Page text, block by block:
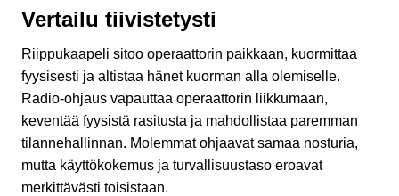
Vertailu tiivistetysti
Riippukaapeli sitoo operaattorin paikkaan, kuormittaa
fyysisesti ja altistaa hänet kuorman alla olemiselle.
Radio-ohjaus vapauttaa operaattorin liikkumaan,
keventää fyysistä rasitusta ja mahdollistaa paremman
tilannehallinnan. Molemmat ohjaavat samaa nosturia,
mutta käyttökokemus ja turvallisuustaso eroavat
merkittävästi toisistaan.